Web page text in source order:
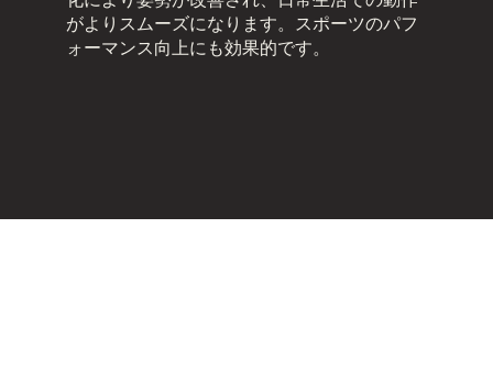
がよりスムーズになります。スポーツのパフ
ォーマンス向上にも効果的です。